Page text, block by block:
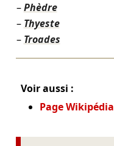
Phèdre
Thyeste
Troades
Voir aussi :
Page Wikipédia